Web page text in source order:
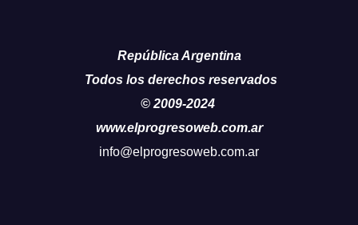
República Argentina
Todos los derechos reservados
© 2009-2024
www.elprogresoweb.com.ar
info@elprogresoweb.com.ar